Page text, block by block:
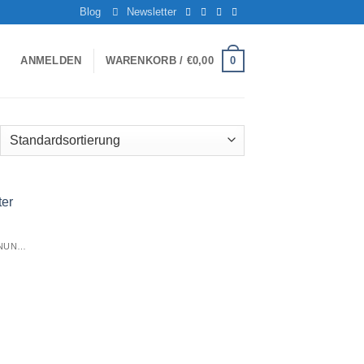
Blog Newsletter
ANMELDEN WARENKORB / €0,00 0